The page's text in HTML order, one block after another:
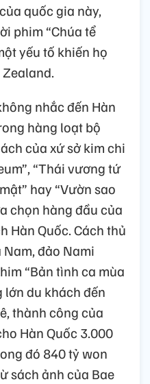
quốc gia này,
phim “Chúa tể
yếu tố khiến họ
nhắc đến Hàn
hàng loạt bộ
của xứ sở kim chi
“Thái vương tứ
hay “Vườn sao
chọn hàng đầu của
Hàn Quốc. Cách thủ
đảo Nami
“Bản tình ca mùa
du khách đến
thành công của
Hàn Quốc 3.000
đó 840 tỷ won
sách ảnh của Bae